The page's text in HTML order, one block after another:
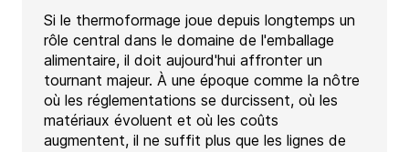
Si le thermoformage joue depuis longtemps un
rôle central dans le domaine de l'emballage
alimentaire, il doit aujourd'hui affronter un
tournant majeur. À une époque comme la nôtre
où les réglementations se durcissent, où les
matériaux évoluent et où les coûts
augmentent, il ne suffit plus que les lignes de